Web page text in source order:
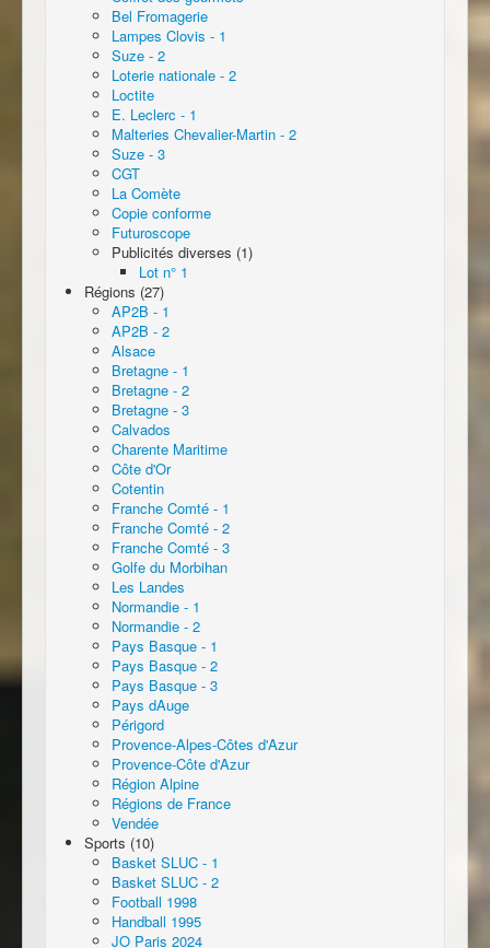
Bel Fromagerie
Lampes Clovis - 1
Suze - 2
Loterie nationale - 2
Loctite
E. Leclerc - 1
Malteries Chevalier-Martin - 2
Suze - 3
CGT
La Comète
Copie conforme
Futuroscope
Publicités diverses (1)
Lot n° 1
Régions (27)
AP2B - 1
AP2B - 2
Alsace
Bretagne - 1
Bretagne - 2
Bretagne - 3
Calvados
Charente Maritime
Côte d'Or
Cotentin
Franche Comté - 1
Franche Comté - 2
Franche Comté - 3
Golfe du Morbihan
Les Landes
Normandie - 1
Normandie - 2
Pays Basque - 1
Pays Basque - 2
Pays Basque - 3
Pays dAuge
Périgord
Provence-Alpes-Côtes d'Azur
Provence-Côte d'Azur
Région Alpine
Régions de France
Vendée
Sports (10)
Basket SLUC - 1
Basket SLUC - 2
Football 1998
Handball 1995
JO Paris 2024